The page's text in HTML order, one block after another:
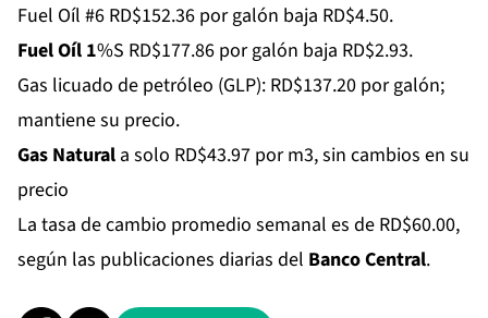
Fuel Oíl #6 RD$152.36 por galón baja RD$4.50.
Fuel Oíl 1%S RD$177.86 por galón baja RD$2.93.
Gas licuado de petróleo (GLP): RD$137.20 por galón;
mantiene su precio.
Gas Natural a solo RD$43.97 por m3, sin cambios en su
precio
La tasa de cambio promedio semanal es de RD$60.00,
según las publicaciones diarias del Banco Central.